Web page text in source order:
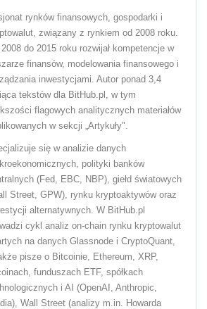
rynków finansowych, gospodarki i
związany z rynkiem od 2008 roku.
do 2015 roku rozwijał kompetencje w
finansów, modelowania finansowego i
inwestycjami. Autor ponad 3,4
tekstów dla BitHub.pl, w tym
flagowych analitycznych materiałów
w sekcji „Artykuły".
się w analizie danych
polityki banków
(Fed, EBC, NBP), giełd światowych
Street, GPW), rynku kryptoaktywów oraz
alternatywnych. W BitHub.pl
cykl analiz on-chain rynku kryptowalut
na danych Glassnode i CryptoQuant,
pisze o Bitcoinie, Ethereum, XRP,
funduszach ETF, spółkach
i AI (OpenAI, Anthropic,
Wall Street (analizy m.in. Howarda